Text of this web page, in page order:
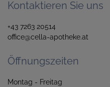
Kontaktieren Sie uns
+43 7263 20514
office@cella-apotheke.at
Öffnungszeiten
Montag - Freitag